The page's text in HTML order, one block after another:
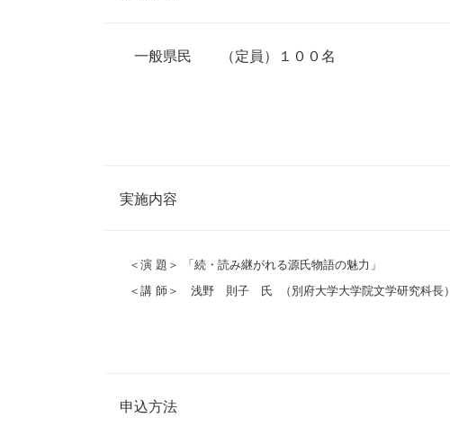
一般県民 （定員）１００名
実施内容
＜演 題＞ 「続・読み継がれる源氏物語の魅力」
＜講 師＞ 浅野 則子 氏 （別府大学大学院文学研究科長）
申込方法